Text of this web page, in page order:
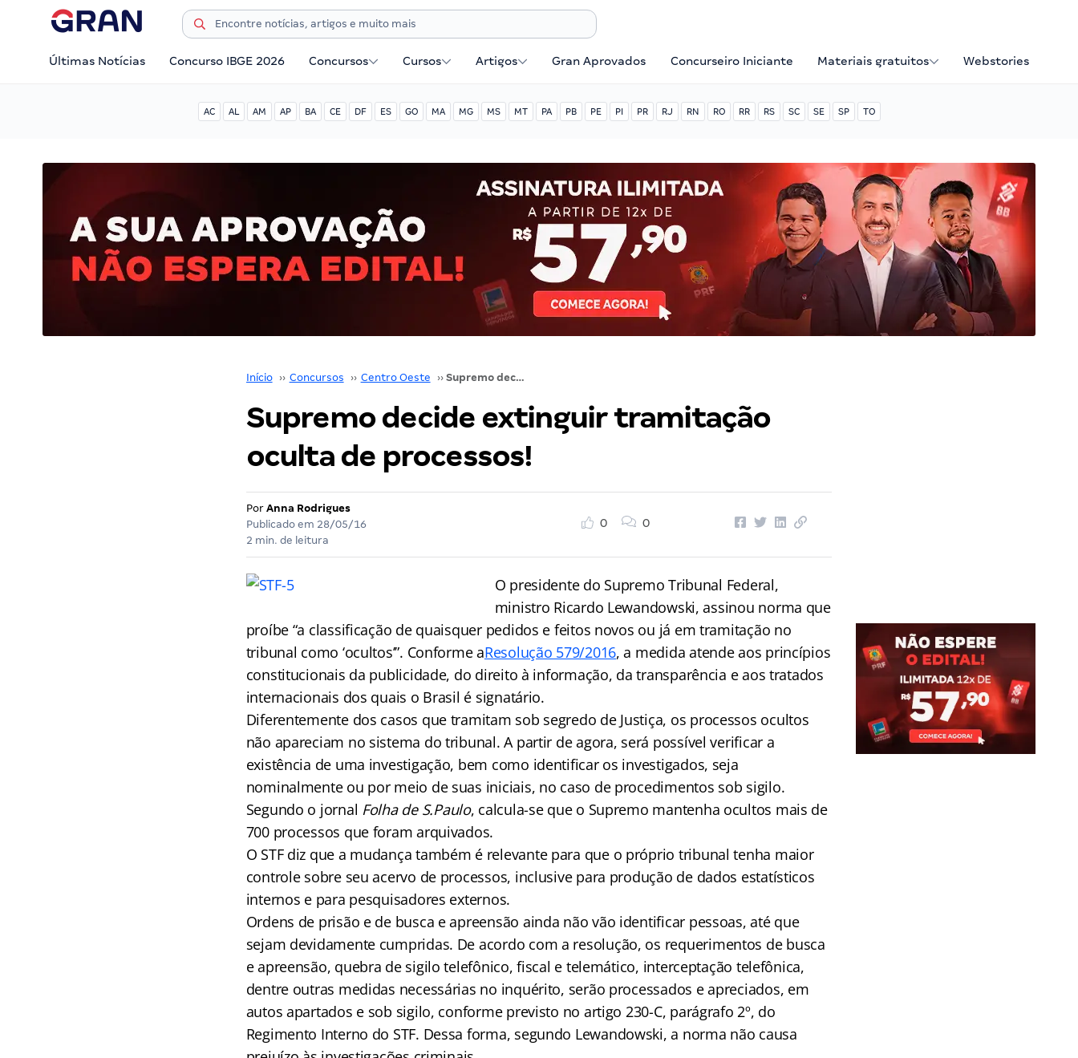
Últimas Notícias Concurso IBGE 2026 Concursos Cursos Artigos Gran Aprovados Concurseiro Iniciante Materiais gratuitos Webstories
AC AL AM AP BA CE DF ES GO MA MG MS MT PA PB PE PI PR RJ RN RO RR RS SC SE SP TO
Início ›› Concursos ›› Centro Oeste ›› Supremo decide extinguir tramitação oculta de processos!
Supremo decide extinguir tramitação
oculta de processos!
Por Anna Rodrigues
Publicado em 28/05/16
2 min. de leitura
0 0
O presidente do Supremo Tribunal Federal,
ministro Ricardo Lewandowski, assinou norma que
proíbe “a classificação de quaisquer pedidos e feitos novos ou já em tramitação no
tribunal como ‘ocultos’”. Conforme aResolução 579/2016, a medida atende aos princípios
constitucionais da publicidade, do direito à informação, da transparência e aos tratados
internacionais dos quais o Brasil é signatário.
Diferentemente dos casos que tramitam sob segredo de Justiça, os processos ocultos
não apareciam no sistema do tribunal. A partir de agora, será possível verificar a
existência de uma investigação, bem como identificar os investigados, seja
nominalmente ou por meio de suas iniciais, no caso de procedimentos sob sigilo.
Segundo o jornal Folha de S.Paulo, calcula-se que o Supremo mantenha ocultos mais de
700 processos que foram arquivados.
O STF diz que a mudança também é relevante para que o próprio tribunal tenha maior
controle sobre seu acervo de processos, inclusive para produção de dados estatísticos
internos e para pesquisadores externos.
Ordens de prisão e de busca e apreensão ainda não vão identificar pessoas, até que
sejam devidamente cumpridas. De acordo com a resolução, os requerimentos de busca
e apreensão, quebra de sigilo telefônico, fiscal e telemático, interceptação telefônica,
dentre outras medidas necessárias no inquérito, serão processados e apreciados, em
autos apartados e sob sigilo, conforme previsto no artigo 230-C, parágrafo 2º, do
Regimento Interno do STF. Dessa forma, segundo Lewandowski, a norma não causa